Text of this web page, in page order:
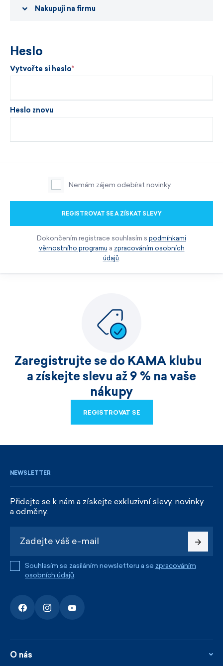
Nakupuji na firmu
Heslo
Vytvořte si heslo
Heslo znovu
Nemám zájem odebírat novinky.
REGISTROVAT SE A ZÍSKAT SLEVY
Dokončením registrace souhlasím s podmínkami
věrnostního programu a zpracováním osobních
údajů.
Zaregistrujte se do KAMA klubu
a získejte slevu až 9 % na vaše
nákupy
REGISTROVAT SE
NEWSLETTER
Přidejte se k nám a získejte exkluzivní slevy, novinky
a odměny.
Souhlasím se zasíláním newsletteru a se zpracováním
osobních údajů.
O nás